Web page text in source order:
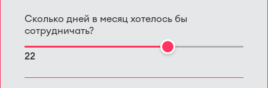
Сколько дней в месяц хотелось бы
сотрудничать?
22